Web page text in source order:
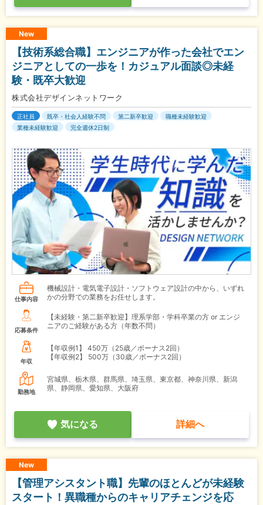
New
【技術系総合職】エンジニアが作った会社でエン
ジニアとしての一歩を！カジュアル面談◎未経
験・既卒大歓迎
株式会社デザインネットワーク
正社員 既卒・社会人経験不問 第二新卒歓迎
職種未経験歓迎
業種未経験歓迎
完全週休2日制
仕事内容
機械設計・電気電子設計・ソフトウェア設計の中から、いずれ
かの分野での業務をお任せします。
応募条件
【未経験・第二新卒歓迎】理系学部・学科卒業の方 or エンジ
ニアのご経験がある方（年数不問）
年収
【年収例1】
450万（25歳／ボーナス2回）
【年収例2】
500万（30歳／ボーナス2回）
勤務地
宮城県、栃木県、群馬県、埼玉県、東京都、神奈川県、新潟
県、静岡県、愛知県、大阪府
気になる 詳細へ
New
【管理アシスタント職】先輩のほとんどが未経験
スタート！異職種からのキャリアチェンジを応